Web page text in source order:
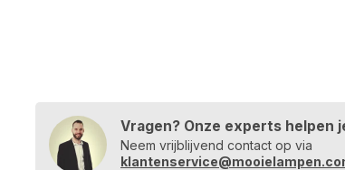
Vragen? Onze experts helpen
Neem vrijblijvend contact op via